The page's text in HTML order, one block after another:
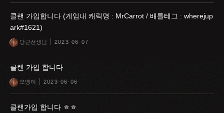
클랜 가입합니다 (게임내 캐릭명 : MrCarrot / 배틀테그 : wherejup
ark#1621)
당근선생님 2023-06-07
클랜 가입 합니다
오뱅이 2023-06-06
클랜가입 합니다 ㅎㅎ